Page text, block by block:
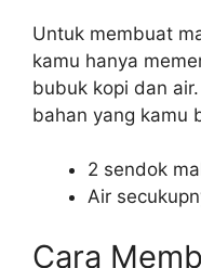
Untuk membuat
kamu hanya
bubuk kopi dan
bahan yang kamu
2 sendok
Air
Cara